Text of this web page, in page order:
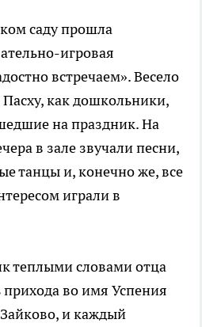
саду прошла
игровая
встречаем». Весело
как дошкольники,
на праздник. На
в зале звучали песни,
танцы и, конечно же, все
играли в
теплыми словами отца
во имя Успения
и каждый